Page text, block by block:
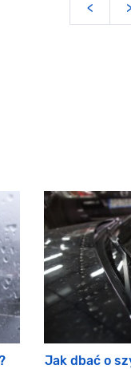
<
Jak dbać o